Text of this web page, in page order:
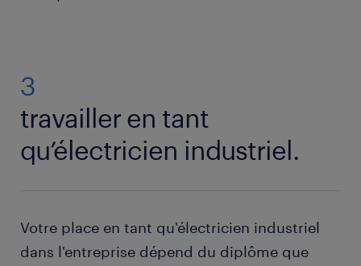
3
travailler en tant
qu’électricien industriel.
Votre place en tant qu'électricien industriel
dans l'entreprise dépend du diplôme que